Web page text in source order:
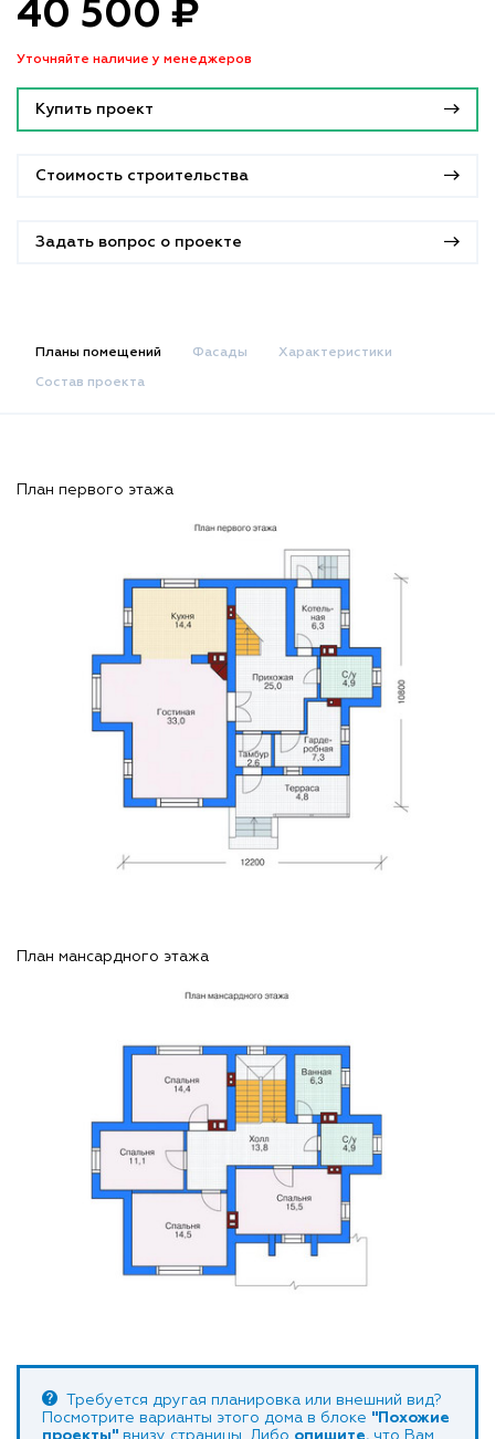
40 500 ₽
Уточняйте наличие у менеджеров
Купить проект
Стоимость строительства
Задать вопрос о проекте
Планы помещений Фасады Характеристики
Состав проекта
План первого этажа
План мансардного этажа
Требуется другая планировка или внешний вид?
Посмотрите варианты этого дома в блоке "Похожие
проекты" внизу страницы. Либо опишите, что Вам